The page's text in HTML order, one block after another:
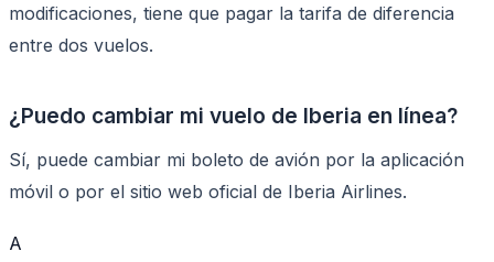
modificaciones, tiene que pagar la tarifa de diferencia
entre dos vuelos.
¿Puedo cambiar mi vuelo de Iberia en línea?
Sí, puede cambiar mi boleto de avión por la aplicación
móvil o por el sitio web oficial de Iberia Airlines.
A